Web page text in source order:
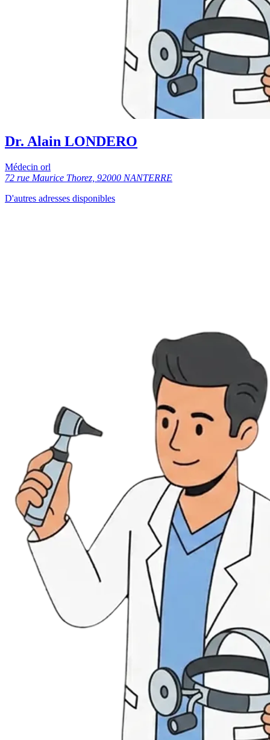
Dr. Alain LONDERO
Médecin orl
72 rue Maurice Thorez, 92000 NANTERRE
D'autres adresses disponibles